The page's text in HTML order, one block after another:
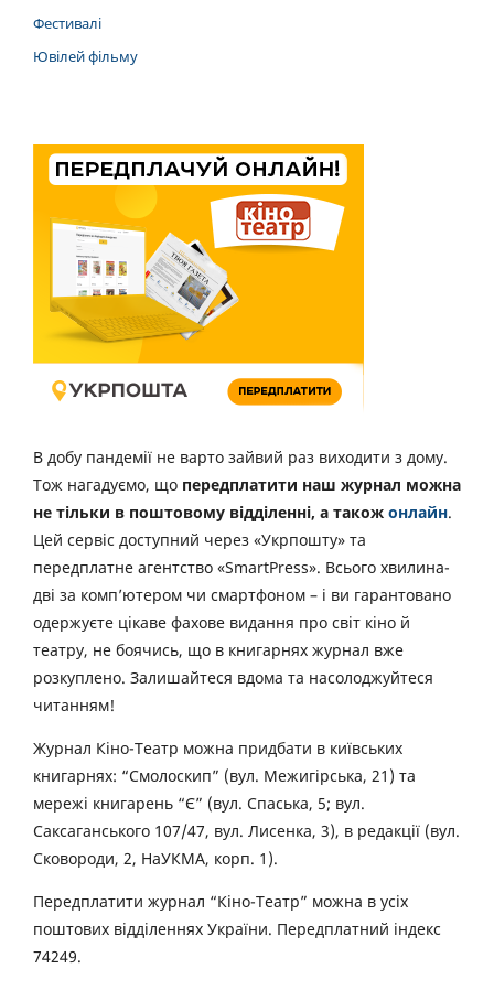
Фестивалі
Ювілей фільму
В добу пандемії не варто зайвий раз виходити з дому.
Тож нагадуємо, що передплатити наш журнал можна
не тільки в поштовому відділенні, а також онлайн.
Цей сервіс доступний через «Укрпошту» та
передплатне агентство «SmartPress». Всього хвилина-
дві за комп’ютером чи смартфоном – і ви гарантовано
одержуєте цікаве фахове видання про світ кіно й
театру, не боячись, що в книгарнях журнал вже
розкуплено. Залишайтеся вдома та насолоджуйтеся
читанням!
Журнал Кіно-Театр можна придбати в київських
книгарнях: “Смолоскип” (вул. Межигірська, 21) та
мережі книгарень “Є” (вул. Спаська, 5; вул.
Саксаганського 107/47, вул. Лисенка, 3), в редакції (вул.
Сковороди, 2, НаУКМА, корп. 1).
Передплатити журнал “Кіно-Театр” можна в усіх
поштових відділеннях України. Передплатний індекс
74249.